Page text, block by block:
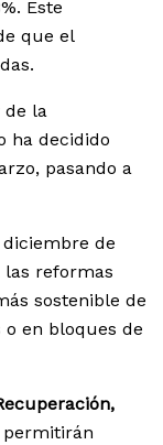
Este
que el
de la
ha decidido
pasando a
diciembre de
las reformas
sostenible de
o en bloques de
permitirán